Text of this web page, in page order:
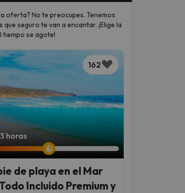
oferta? No te preocupes. Tenemos
seguro te van a encantar. ¡Elige la
tiempo se agote!
162
horas
de playa en el Mar
Incluido Premium y